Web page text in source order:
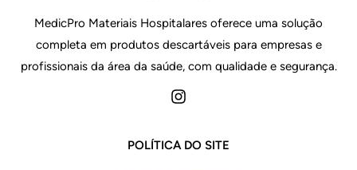
MedicPro Materiais Hospitalares oferece uma solução
completa em produtos descartáveis para empresas e
profissionais da área da saúde, com qualidade e segurança.
POLÍTICA DO SITE